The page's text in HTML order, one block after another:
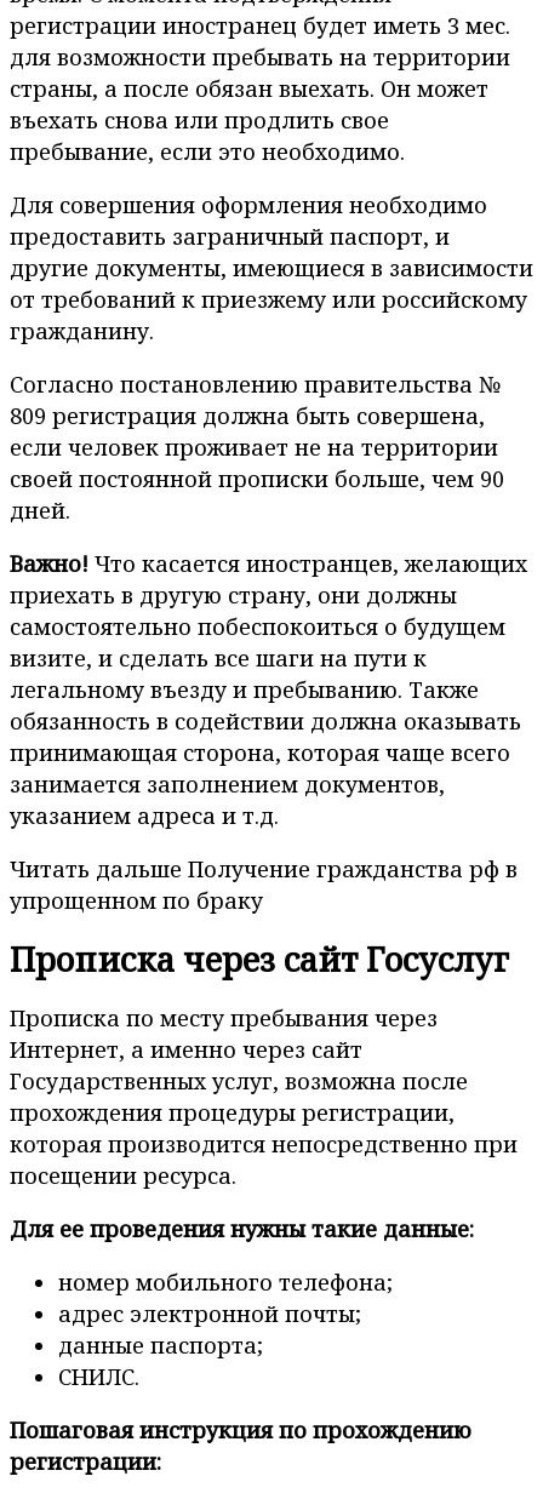
регистрации иностранец будет иметь 3 мес.
для возможности пребывать на территории
страны, а после обязан выехать. Он может
въехать снова или продлить свое
пребывание, если это необходимо.
Для совершения оформления необходимо
предоставить заграничный паспорт, и
другие документы, имеющиеся в зависимости
от требований к приезжему или российскому
гражданину.
Согласно постановлению правительства №
809 регистрация должна быть совершена,
если человек проживает не на территории
своей постоянной прописки больше, чем 90
дней.
Важно! Что касается иностранцев, желающих
приехать в другую страну, они должны
самостоятельно побеспокоиться о будущем
визите, и сделать все шаги на пути к
легальному въезду и пребыванию. Также
обязанность в содействии должна оказывать
принимающая сторона, которая чаще всего
занимается заполнением документов,
указанием адреса и т.д.
Читать дальше Получение гражданства рф в
упрощенном по браку
Прописка через сайт Госуслуг
Прописка по месту пребывания через
Интернет, а именно через сайт
Государственных услуг, возможна после
прохождения процедуры регистрации,
которая производится непосредственно при
посещении ресурса.
Для ее проведения нужны такие данные:
номер мобильного телефона;
адрес электронной почты;
данные паспорта;
СНИЛС.
Пошаговая инструкция по прохождению
регистрации: